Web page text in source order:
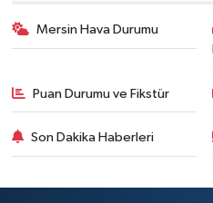
Mersin Hava Durumu
Puan Durumu ve Fikstür
Son Dakika Haberleri